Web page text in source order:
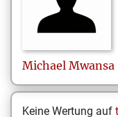
Michael Mwansa
Keine Wertung auf